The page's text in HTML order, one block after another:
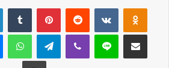
LinkedInTumblr PinterestReddit VKontakte
MessengerWhatsAppTelegramViber Line E-Posta ile
Yazdır